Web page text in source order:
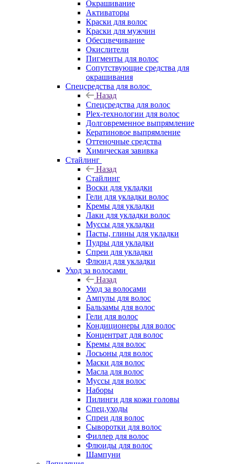
Окрашивание
Активаторы
Краски для волос
Краски для мужчин
Обесцвечивание
Окислители
Пигменты для волос
Сопутствующие средства для
окрашивания
Спецсредства для волос
Назад
Спецсредства для волос
Plex-технологии для волос
Долговременное выпрямление
Кератиновое выпрямление
Оттеночные средства
Химическая завивка
Стайлинг
Назад
Стайлинг
Воски для укладки
Гели для укладки волос
Кремы для укладки
Лаки для укладки волос
Муссы для укладки
Пасты, глины для укладки
Пудры для укладки
Спреи для укладки
Флюид для укладки
Уход за волосами
Назад
Уход за волосами
Ампулы для волос
Бальзамы для волос
Гели для волос
Кондиционеры для волос
Концентрат для волос
Кремы для волос
Лосьоны для волос
Маски для волос
Масла для волос
Муссы для волос
Наборы
Пилинги для кожи головы
Спец.уходы
Спреи для волос
Сыворотки для волос
Филлер для волос
Флюиды для волос
Шампуни